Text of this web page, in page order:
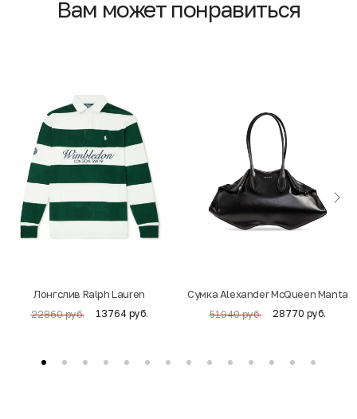
Вам может понравиться
Лонгслив Ralph Lauren
22860 руб. 13764 руб.
Cумка Alexander McQueen Manta
51940 руб. 28770 руб.